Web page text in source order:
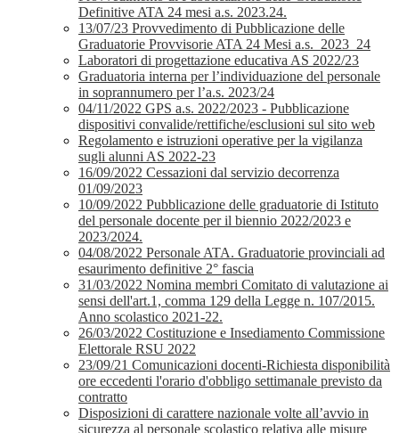
Definitive ATA 24 mesi a.s. 2023.24.
13/07/23 Provvedimento di Pubblicazione delle
Graduatorie Provvisorie ATA 24 Mesi a.s._2023_24
Laboratori di progettazione educativa AS 2022/23
Graduatoria interna per l’individuazione del personale
in soprannumero per l’a.s. 2023/24
04/11/2022 GPS a.s. 2022/2023 - Pubblicazione
dispositivi convalide/rettifiche/esclusioni sul sito web
Regolamento e istruzioni operative per la vigilanza
sugli alunni AS 2022-23
16/09/2022 Cessazioni dal servizio decorrenza
01/09/2023
10/09/2022 Pubblicazione delle graduatorie di Istituto
del personale docente per il biennio 2022/2023 e
2023/2024.
04/08/2022 Personale ATA. Graduatorie provinciali ad
esaurimento definitive 2° fascia
31/03/2022 Nomina membri Comitato di valutazione ai
sensi dell'art.1, comma 129 della Legge n. 107/2015.
Anno scolastico 2021-22.
26/03/2022 Costituzione e Insediamento Commissione
Elettorale RSU 2022
23/09/21 Comunicazioni docenti-Richiesta disponibilità
ore eccedenti l'orario d'obbligo settimanale previsto da
contratto
Disposizioni di carattere nazionale volte all’avvio in
sicurezza al personale scolastico relativa alle misure